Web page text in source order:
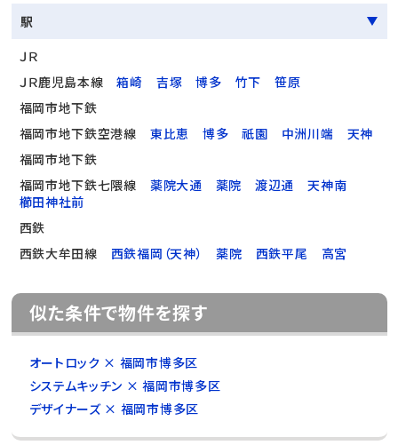
駅
ＪＲ
ＪＲ鹿児島本線
箱崎 吉塚 博多 竹下
笹原
福岡市地下鉄
福岡市地下鉄空港線
東比恵 博多 祇園 中洲川端
天神
福岡市地下鉄
福岡市地下鉄七隈線
薬院大通 薬院 渡辺通
天神南
櫛田神社前
西鉄
西鉄大牟田線
西鉄福岡（天神） 薬院 西鉄平尾 高宮
似た条件で物件を探す
オートロック × 福岡市博多区
システムキッチン × 福岡市博多区
デザイナーズ × 福岡市博多区